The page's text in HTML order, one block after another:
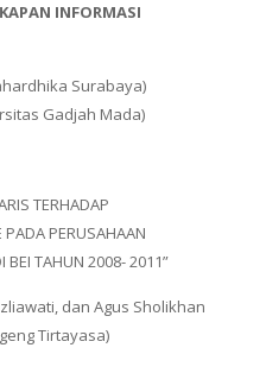
INFORMASI
Surabaya)
Gadjah Mada)
TERHADAP
PADA PERUSAHAAN
BEI TAHUN 2008- 2011”
dan Agus Sholikhan
Tirtayasa)